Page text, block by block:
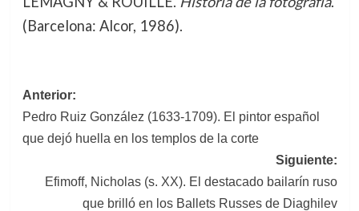
(Barcelona: Alcor, 1986).
Navegación
de
entradas
Anterior:
Pedro Ruiz González (1633-1709). El pintor español
que dejó huella en los templos de la corte
Siguiente:
Efimoff, Nicholas (s. XX). El destacado bailarín ruso
que brilló en los Ballets Russes de Diaghilev